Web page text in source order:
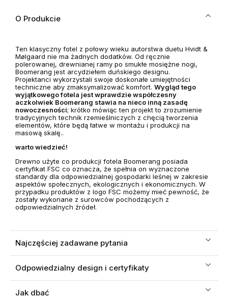
O Produkcie
Ten klasyczny fotel z połowy wieku autorstwa duetu Hvidt &
Mølgaard nie ma żadnych dodatków. Od ręcznie
polerowanej, drewnianej ramy po smukłe mosiężne nogi,
Boomerang jest arcydziełem duńskiego designu.
Projektanci wykorzystali swoje doskonałe umiejętności
techniczne aby zmaksymalizować komfort. Wygląd tego
wyjątkowego fotela jest wprawdzie współczesny
aczkolwiek Boomerang stawia na nieco inną zasadę
nowoczesności; krótko mówiąc ten projekt to zrozumienie
tradycyjnych technik rzemieślniczych z chęcią tworzenia
elementów, które będą łatwe w montażu i produkcji na
masową skalę..
warto wiedzieć!
Drewno użyte co produkcji fotela Boomerang posiada
certyfikat FSC co oznacza, że spełnia on wyznaczone
standardy dla odpowiedzialnej gospodarki leśnej w zakresie
aspektów społecznych, ekologicznych i ekonomicznych. W
przypadku produktów z logo FSC możemy mieć pewność, że
zostały wykonane z surowców pochodzących z
odpowiedzialnych źródeł.
Najczęściej zadawane pytania
Odpowiedzialny design i certyfikaty
Jak dbać